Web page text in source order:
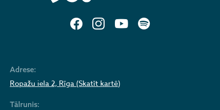
Adrese:
Ropažu iela 2, Rīga (Skatīt kartē)
Tālrunis: